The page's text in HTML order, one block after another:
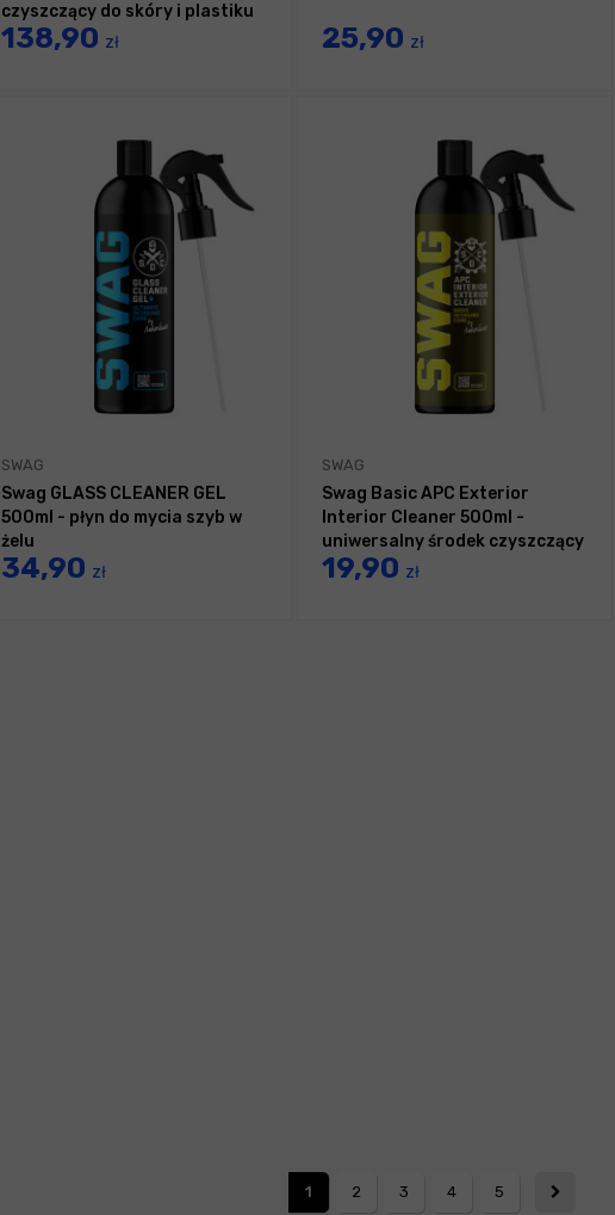
czyszczący do skóry i plastiku
138,90 zł 25,90 zł
SWAG
Swag GLASS CLEANER GEL
500ml - płyn do mycia szyb w
żelu
34,90 zł
SWAG
Swag Basic APC Exterior
Interior Cleaner 500ml -
uniwersalny środek czyszczący
19,90 zł
1 2 3 4 5